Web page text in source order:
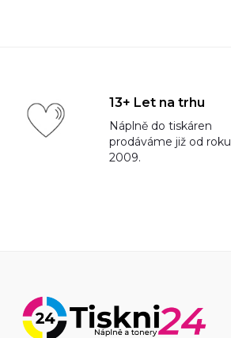
13+ Let na trhu
Náplně do tiskáren
prodáváme již od roku
2009.